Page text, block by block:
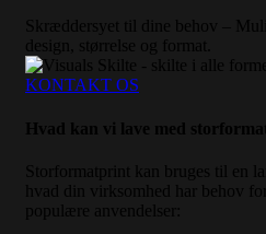
Skræddersyet til dine behov –
design, størrelse og format.
KONTAKT OS
Hvad kan vi lave med
Storformatprint kan bruges til en
hvad din virksomhed har behov
populære anvendelser: